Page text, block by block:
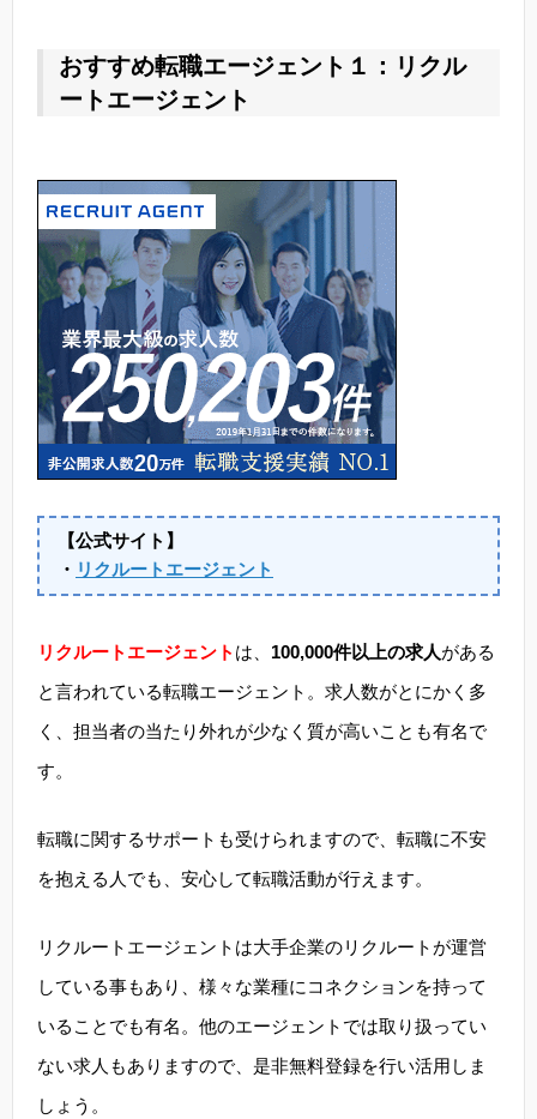
おすすめ転職エージェント１：リクル
ートエージェント
【公式サイト】
・ リクルートエージェント
リクルートエージェント は、 100,000件以上の求人がある
と言われている転職エージェント。求人数がとにかく多
く、担当者の当たり外れが少なく質が高いことも有名で
す。
転職に関するサポートも受けられますので、転職に不安
を抱える人でも、安心して転職活動が行えます。
リクルートエージェントは大手企業のリクルートが運営
している事もあり、様々な業種にコネクションを持って
いることでも有名。他のエージェントでは取り扱ってい
ない求人もありますので、是非無料登録を行い活用しま
しょう。